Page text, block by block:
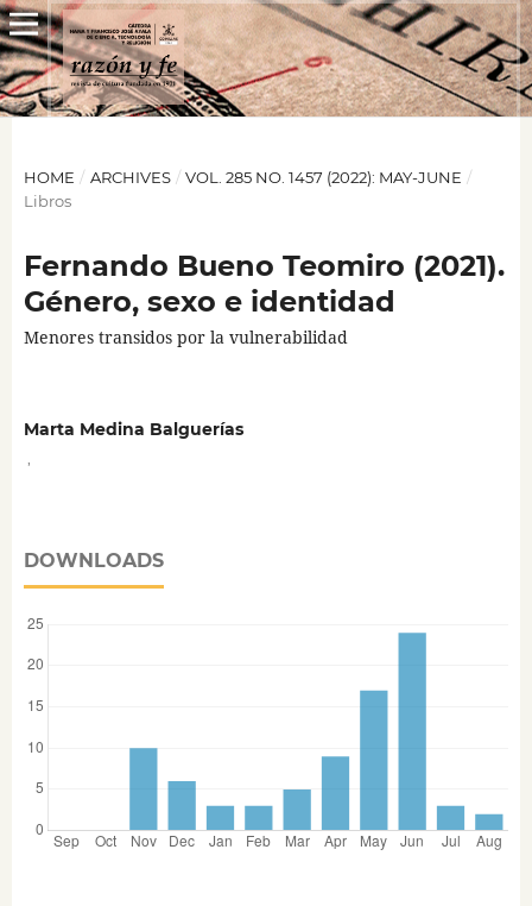
HOME / ARCHIVES / VOL. 285 NO. 1457 (2022): MAY-JUNE /
Libros
Fernando Bueno Teomiro (2021).
Género, sexo e identidad
Menores transidos por la vulnerabilidad
Marta Medina Balguerías
DOWNLOADS